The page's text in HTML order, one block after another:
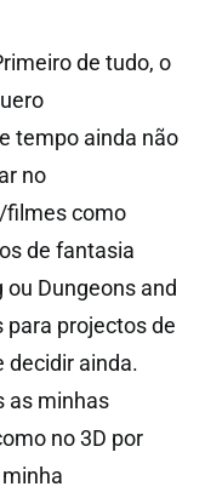
de tudo, o
tempo ainda não
no
filmes como
de fantasia
Dungeons and
para projectos de
decidir ainda.
as minhas
no 3D por